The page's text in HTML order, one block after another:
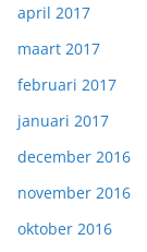
april 2017
maart 2017
februari 2017
januari 2017
december 2016
november 2016
oktober 2016